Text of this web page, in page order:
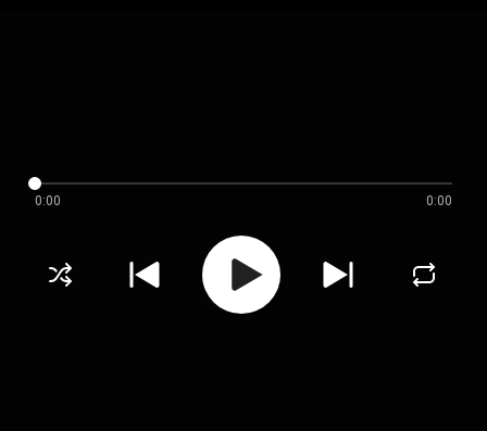
0:00 0:00